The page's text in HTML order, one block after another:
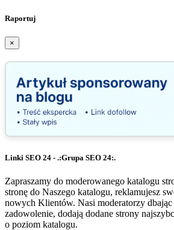
Raportuj
×
Linki SEO 24 - .:Grupa SEO 24:.
Zapraszamy do moderowanego katalogu
stronę do Naszego katalogu, reklamujesz
nowych Klientów. Nasi moderatorzy dbając
zadowolenie, dodają dodane strony
o poziom katalogu.